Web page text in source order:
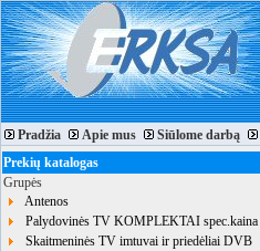
Pradžia Apie mus Siūlome darbą
Prekių katalogas
Grupės
Antenos
Palydovinės TV KOMPLEKTAI spec.kaina
Skaitmeninės TV imtuvai ir priedėliai DVB